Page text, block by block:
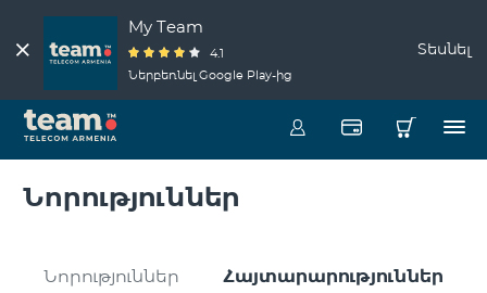
My Team
4.1
Ներբեռնել Google Play-ից
Տեսնել
Նորություններ
Նորություններ Հայտարարություններ